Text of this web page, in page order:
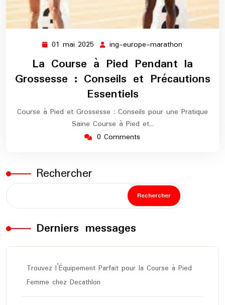
01 mai 2025 01
mai
2025
ing-europe-marathon
europe-
marathon
La Course à Pied Pendant la
Grossesse : Conseils et Précautions
Essentiels
Course à Pied et Grossesse : Conseils pour une Pratique
Saine Course à Pied et…
0 Comments
Rechercher
Rechercher
Derniers messages
Trouvez l’Équipement Parfait pour la Course à Pied
Femme chez Decathlon